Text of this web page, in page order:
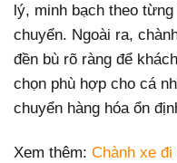
lý, minh bạch theo
chuyển. Ngoài ra,
đền bù rõ ràng để
chọn phù hợp cho cá
chuyển hàng hóa ổn
Xem thêm: Chành xe đi